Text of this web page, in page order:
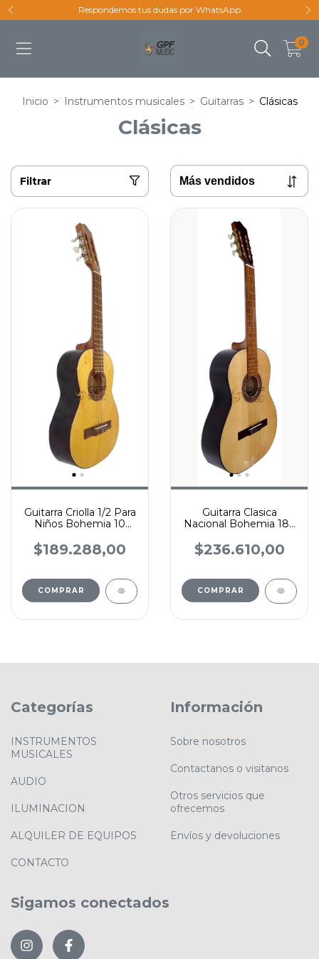
Respondemos tus dudas por WhatsApp
0
Inicio > Instrumentos musicales > Guitarras > Clásicas
Clásicas
Filtrar
Guitarra Criolla 1/2 Para
Niños Bohemia 10
$189.288,00
COMPRAR
Guitarra Clasica
Nacional Bohemia 18p
$236.610,00
COMPRAR
Categorías
INSTRUMENTOS
MUSICALES
AUDIO
ILUMINACION
ALQUILER DE EQUIPOS
CONTACTO
Información
Sobre nosotros
Contactanos o visitanos
Otros servicios que
ofrecemos
Envíos y devoluciones
Sigamos conectados